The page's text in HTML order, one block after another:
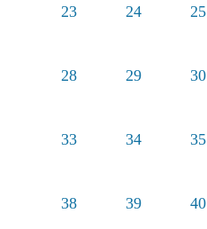
23 24 25
28 29 30
33 34 35
38 39 40